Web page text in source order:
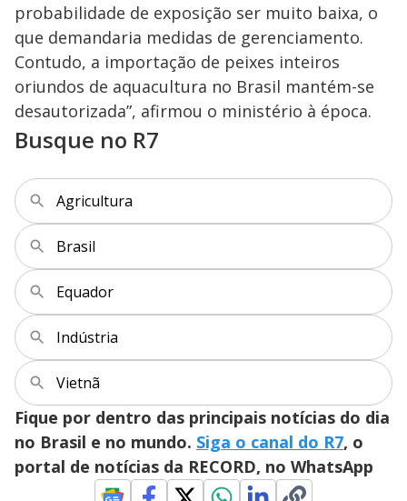
probabilidade de exposição ser muito baixa, o
que demandaria medidas de gerenciamento.
Contudo, a importação de peixes inteiros
oriundos de aquacultura no Brasil mantém-se
desautorizada”, afirmou o ministério à época.
Busque no R7
Agricultura
Brasil
Equador
Indústria
Vietnã
Fique por dentro das principais notícias do dia
no Brasil e no mundo. Siga o canal do R7, o
portal de notícias da RECORD, no WhatsApp